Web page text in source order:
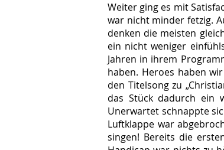
Weiter ging es mit
war nicht minder fetzig.
denken die meisten
ein nicht weniger
Jahren in ihrem
haben. Heroes haben
den Titelsong zu
das Stück dadurch ein
Unerwartet schnappte
Luftklappe war
singen! Bereits die